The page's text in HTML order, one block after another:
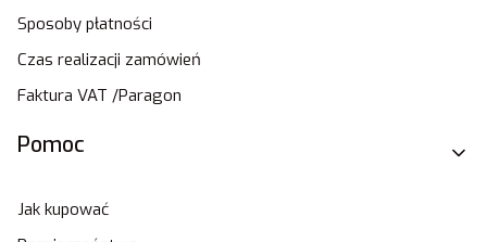
Sposoby płatności
Czas realizacji zamówień
Faktura VAT /Paragon
Pomoc
Jak kupować